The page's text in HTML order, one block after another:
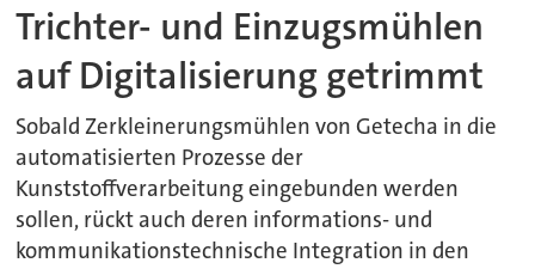
Trichter- und Einzugsmühlen
auf Digitalisierung getrimmt
Sobald Zerkleinerungsmühlen von Getecha in die
automatisierten Prozesse der
Kunststoffverarbeitung eingebunden werden
sollen, rückt auch deren informations- und
kommunikationstechnische Integration in den